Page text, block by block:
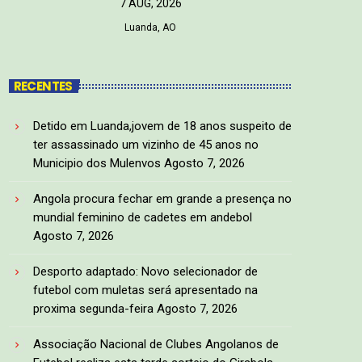
7 AUG, 2026
Luanda, AO
RECENTES
Detido em Luanda,jovem de 18 anos suspeito de
ter assassinado um vizinho de 45 anos no
Municipio dos Mulenvos Agosto 7, 2026
Angola procura fechar em grande a presença no
mundial feminino de cadetes em andebol
Agosto 7, 2026
Desporto adaptado: Novo selecionador de
futebol com muletas será apresentado na
proxima segunda-feira Agosto 7, 2026
Associação Nacional de Clubes Angolanos de